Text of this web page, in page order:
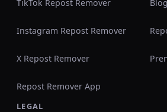
TikTok Repost Remover
Instagram Repost Remover
X Repost Remover
Repost Remover App
Blog
LEGAL